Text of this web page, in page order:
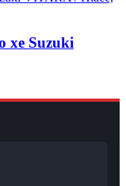
xe Suzuki